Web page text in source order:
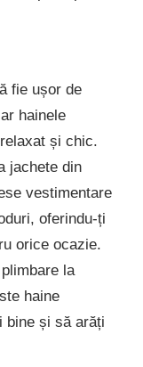
fie ușor de
hainele
și chic.
jachete din
vestimentare
oferindu-ți
orice ocazie.
la
haine
bine și să arăți